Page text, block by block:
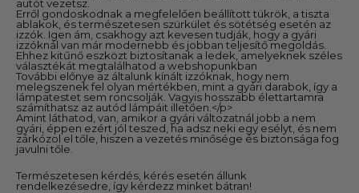
autót vezetsz.
Erről gondoskodnak a megfelelően beállított tükrök, a tiszta
ablakok, és természetesen szürkület és sötétség esetén az
izzók. Igen ám, csakhogy azt kevesen tudják, hogy a gyári
izzóknál van már modernebb és jobban teljesítő megoldás.
Ehhez kitűnő eszközt biztosítanak a ledek, amelyeknek széles
választékát megtalálhatod a webshopunkban
További előnye az általunk kínált izzóknak, hogy nem
melegszenek fel olyan mértékben, mint a gyári darabok, így a
lámpatestet sem roncsolják. Vagyis hosszabb élettartamra
számíthatsz az autód lámpáit illetően.</p>
Amint láthatod, van, amikor a gyári változatnál jobb a nem
gyári, éppen ezért jól teszed, ha adsz neki egy esélyt, és nem
zárkózol el tőle, hiszen a vezetés minősége és biztonsága fog
javulni tőle.
Természetesen kérdés, kérés esetén állunk
rendelkezésedre, így kérdezz minket bátran!